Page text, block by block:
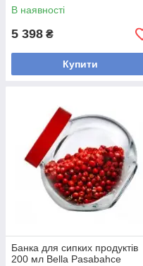
В наявності
5 398 ₴
Купити
Банка для сипких продуктів
200 мл Bella Pasabahce